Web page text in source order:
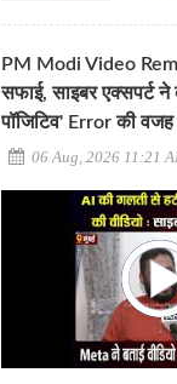
PM Modi Video
सफाई, साइबर एक्सपर्ट
पॉजिटिव' Error की वजह
06 Aug, 2026 11:21